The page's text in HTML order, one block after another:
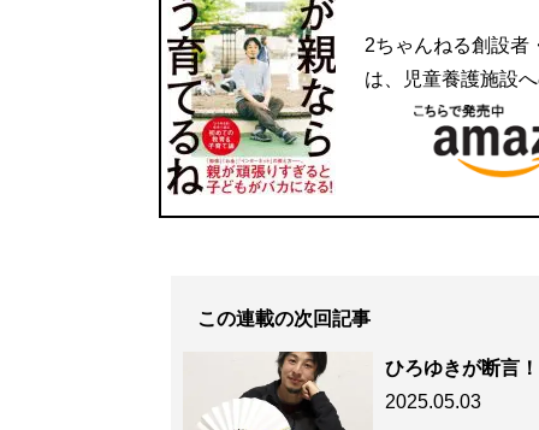
2ちゃんねる創設
は、児童養護施設
この連載の次回記事
ひろゆきが断言
2025.05.03